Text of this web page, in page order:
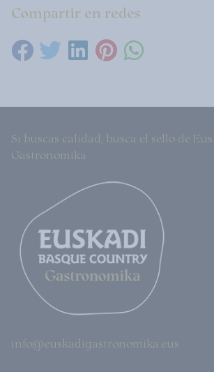
Compartir en redes
Si buscas calidad, busca el sello de
Gastronomika
info@euskadigastronomika.eus